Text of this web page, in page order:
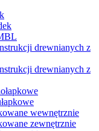
drewnianych z
drewnianych z
wewnętrznie
zewnętrznie